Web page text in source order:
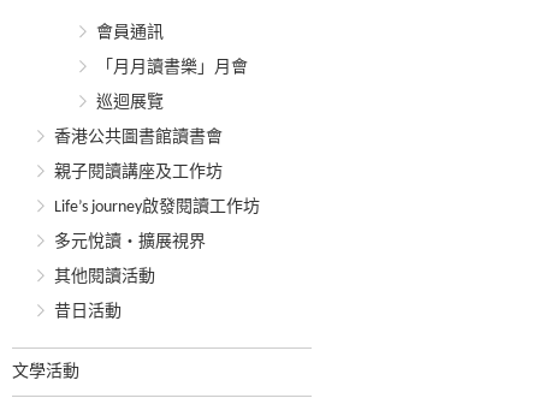
會員通訊
「月月讀書樂」月會
巡迴展覽
香港公共圖書館讀書會
親子閱讀講座及工作坊
Life’s journey啟發閱讀工作坊
多元悅讀‧擴展視界
其他閱讀活動
昔日活動
文學活動